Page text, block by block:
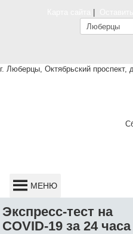
г. Люберцы, Октябрьский проспект,
МЕНЮ
Экспресс-тест на
COVID-19 за 24 часа